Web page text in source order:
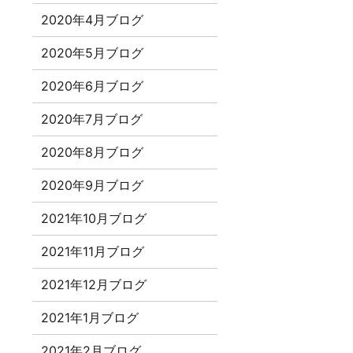
2020年4月ブログ
2020年5月ブログ
2020年6月ブログ
2020年7月ブログ
2020年8月ブログ
2020年9月ブログ
2021年10月ブログ
2021年11月ブログ
2021年12月ブログ
2021年1月ブログ